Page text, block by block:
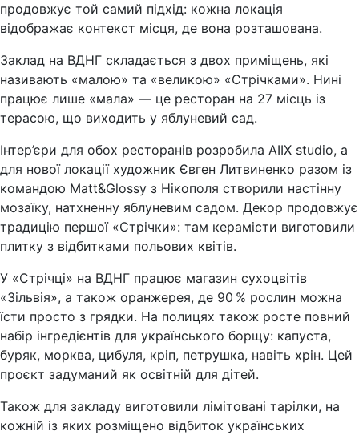
продовжує той самий підхід: кожна локація
відображає контекст місця, де вона розташована.
Заклад на ВДНГ складається з двох приміщень, які
називають «малою» та «великою» «Стрічками». Нині
працює лише «мала» — це ресторан на 27 місць із
терасою, що виходить у яблуневий сад.
Інтер’єри для обох ресторанів розробила AIIX studio, а
для нової локації художник Євген Литвиненко разом із
командою Matt&Glossy з Нікополя створили настінну
мозаїку, натхненну яблуневим садом. Декор продовжує
традицію першої «Стрічки»: там керамісти виготовили
плитку з відбитками польових квітів.
У «Стрічці» на ВДНГ працює магазин сухоцвітів
«Зільвія», а також оранжерея, де 90 % рослин можна
їсти просто з грядки. На полицях також росте повний
набір інгредієнтів для українського борщу: капуста,
буряк, морква, цибуля, кріп, петрушка, навіть хрін. Цей
проєкт задуманий як освітній для дітей.
Також для закладу виготовили лімітовані тарілки, на
кожній із яких розміщено відбиток українських